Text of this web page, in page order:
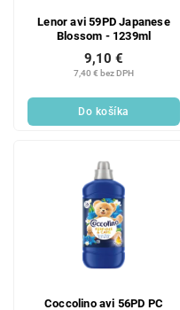
Lenor avi 59PD Japanese
Blossom - 1239ml
7,40 € bez DPH
9,10 €
Do košíka
Coccolino avi 56PD PC